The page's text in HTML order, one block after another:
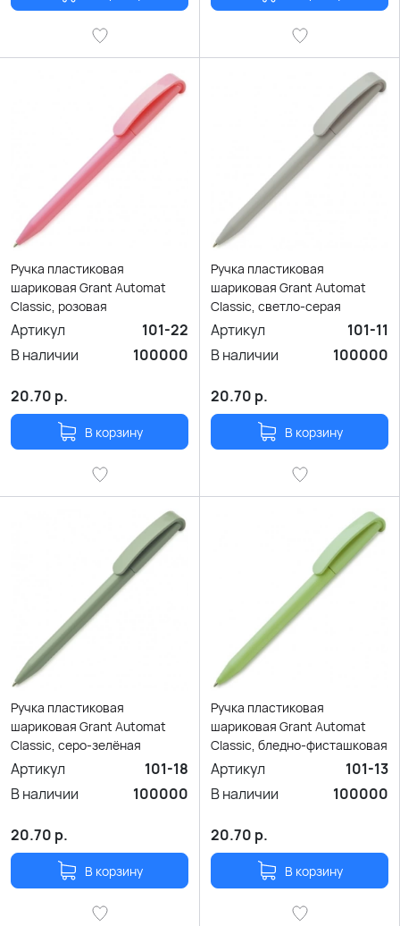
Ручка пластиковая
шариковая Grant Automat
Classic, розовая
Артикул
101-22
В наличии
100000
20.70 р.
В корзину
Ручка пластиковая
шариковая Grant Automat
Classic, светло-серая
Артикул
101-11
В наличии
100000
20.70 р.
В корзину
Ручка пластиковая
шариковая Grant Automat
Classic, серо-зелёная
Артикул
101-18
В наличии
100000
20.70 р.
В корзину
Ручка пластиковая
шариковая Grant Automat
Classic, бледно-фисташковая
Артикул
101-13
В наличии
100000
20.70 р.
В корзину